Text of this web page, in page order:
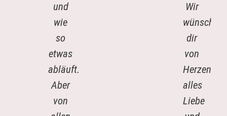
und
wie
so
etwas
abläuft.
Aber
von
Wir
wünschen
dir
von
Herzen
alles
Liebe